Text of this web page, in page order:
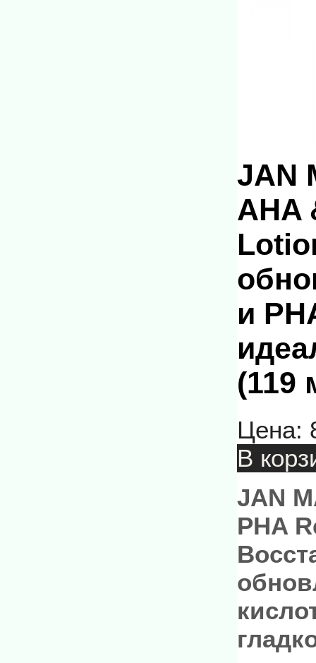
JAN
AHA
и
(119
Цена:
В
JAN
PHA